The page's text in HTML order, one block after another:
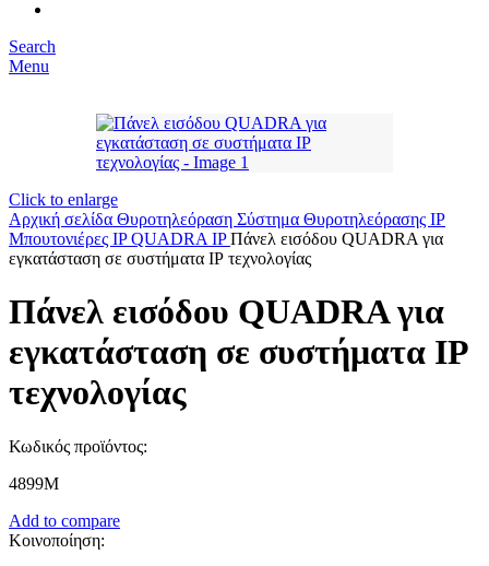
Search
Menu
Click to enlarge
Αρχική σελίδα Θυροτηλεόραση Σύστημα Θυροτηλεόρασης IP
Μπουτονιέρες IPQUADRA IPΠάνελ εισόδου QUADRA για
εγκατάσταση σε συστήματα ΙΡ τεχνολογίας
Πάνελ εισόδου QUADRA για
εγκατάσταση σε συστήματα ΙΡ
τεχνολογίας
Κωδικός προϊόντος:
4899M
Add to compare
Κοινοποίηση: